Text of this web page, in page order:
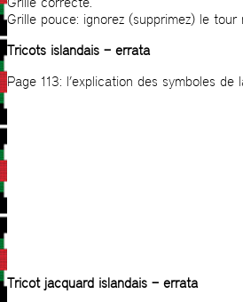
Grille pouce: ignorez (supprimez) le tour
Tricots islandais – errata
Page 113: l’explication des symboles de
Tricot jacquard islandais – errata